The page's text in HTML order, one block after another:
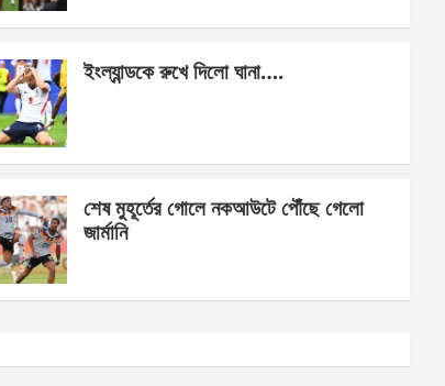
ইংল্যান্ডকে রুখে দিলো ঘানা….
শেষ মুহূর্তের গোলে নকআউটে পৌঁছে গেলো
জার্মানি